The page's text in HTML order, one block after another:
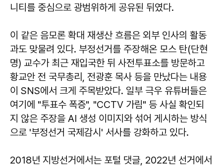
니티를 중심으로 광범위하게 공유된 뒤였다.
이 같은 음모론 확대 재생산 흐름은 외부 인사의 활동
과도 맞물려 있다. 부정선거를 주장해온 모스 탄(단현
명) 교수가 최근 재입국한 뒤 사전투표소를 방문하고
황교안 전 국무총리, 전광훈 목사 등을 만났다는 내용
이 SNS에서 크게 주목받았다. 일부 극우 유튜버들은
여기에 "투표수 폭증", "CCTV 가림" 등 사실 확인되
지 않은 주장을 AI 생성 이미지와 섞어 게시하는 방식
으로 '부정선거 국제감시' 서사를 강화하고 있다.
2018년 지방선거에서는 포털 댓글, 2022년 선거에서